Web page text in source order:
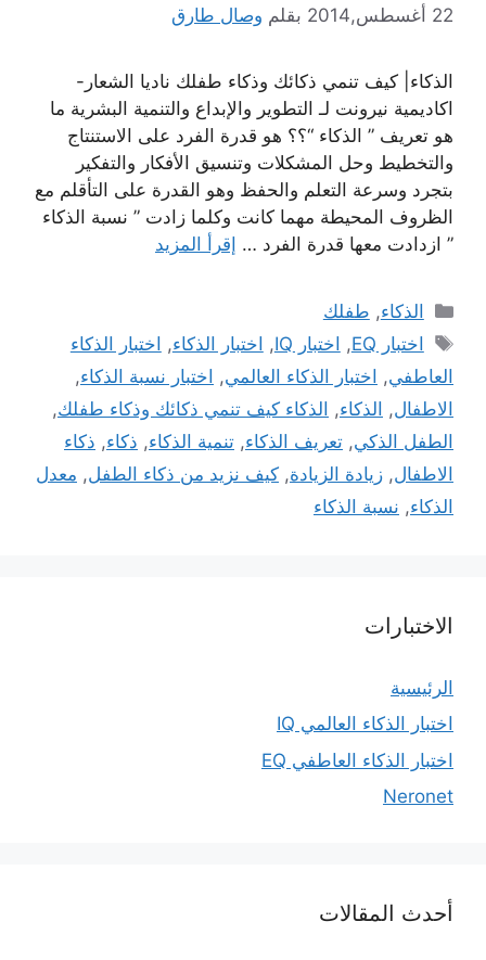
22 أغسطس,2014 بقلم وصال طارق
الذكاء| كيف تنمي ذكائك وذكاء طفلك ناديا الشعار-
اكاديمية نيرونت لـ التطوير والإبداع والتنمية البشرية ما
هو تعريف ” الذكاء “؟؟ هو قدرة الفرد على الاستنتاج
والتخطيط وحل المشكلات وتنسيق الأفكار والتفكير
بتجرد وسرعة التعلم والحفظ وهو القدرة على التأقلم مع
الظروف المحيطة مهما كانت وكلما زادت ” نسبة الذكاء
” ازدادت معها قدرة الفرد … إقرأ المزيد
التصنيفات
الذكاء, طفلك
الوسوم
اختبار EQ , اختبار IQ , اختبار الذكاء, اختبار الذكاء
العاطفي, اختبار الذكاء العالمي, اختبار نسبة الذكاء,
الاطفال, الذكاء, الذكاء كيف تنمي ذكائك وذكاء طفلك,
الطفل الذكي, تعريف الذكاء, تنمية الذكاء, ذكاء, ذكاء
الاطفال, زيادة الزيادة, كيف نزيد من ذكاء الطفل, معدل
الذكاء, نسبة الذكاء
الاختبارات
الرئيسية
اختبار الذكاء العالمي IQ
اختبار الذكاء العاطفي EQ
Neronet
أحدث المقالات